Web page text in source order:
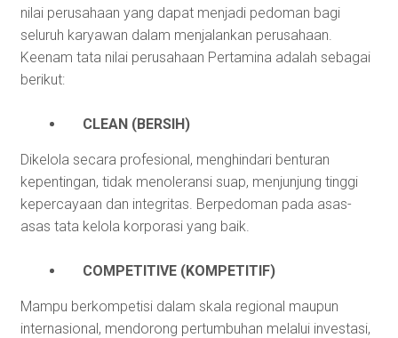
nilai perusahaan yang dapat menjadi pedoman bagi
seluruh karyawan dalam menjalankan perusahaan.
Keenam tata nilai perusahaan Pertamina adalah sebagai
berikut:
CLEAN (BERSIH)
Dikelola secara profesional, menghindari benturan
kepentingan, tidak menoleransi suap, menjunjung tinggi
kepercayaan dan integritas. Berpedoman pada asas-
asas tata kelola korporasi yang baik.
COMPETITIVE (KOMPETITIF)
Mampu berkompetisi dalam skala regional maupun
internasional, mendorong pertumbuhan melalui investasi,